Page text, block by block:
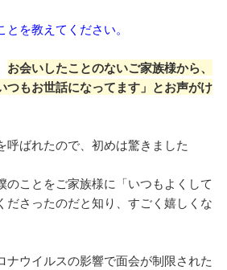
を教えてください。
お会いしたことのないご家族様から、
つもお世話になってます」とお声がけ
呼ばれたので、初めは驚きました
のことをご家族様に「いつもよくして
ださったのだと知り、すごく嬉しくな
ナウイルスの影響で面会が制限された